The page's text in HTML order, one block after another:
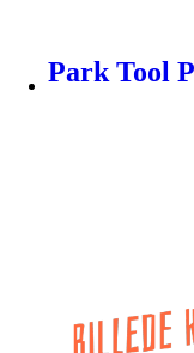
Park Tool